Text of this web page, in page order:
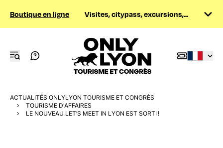
Boutique en ligne Visites, citypass, excursions,...
ACTUALITÉS ONLYLYON TOURISME ET CONGRÈS
TOURISME D'AFFAIRES
LE NOUVEAU LET’S MEET IN LYON EST SORTI !